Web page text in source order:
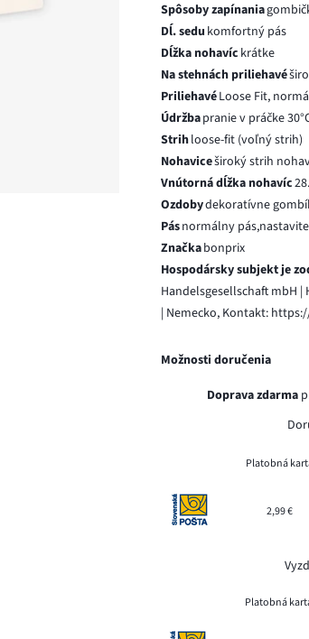
Spôsoby zapínania
Dĺ. sedu komfortný pás
Dĺžka nohavíc krátke
Na stehnách priliehavé
PriliehavéLoose Fit,
Údržbapranie v práčke
Strihloose-fit (voľný strih)
Nohaviceširoký strih
Vnútorná dĺžka nohavíc
Ozdobydekoratívne
Pásnormálny
Značkabonprix
Hospodársky subjekt je
Handelsgesellschaft mbH |
| Nemecko, Kontakt:
Možnosti doručenia
Doprava zdarma
Platobná
2,99 €
Platobná